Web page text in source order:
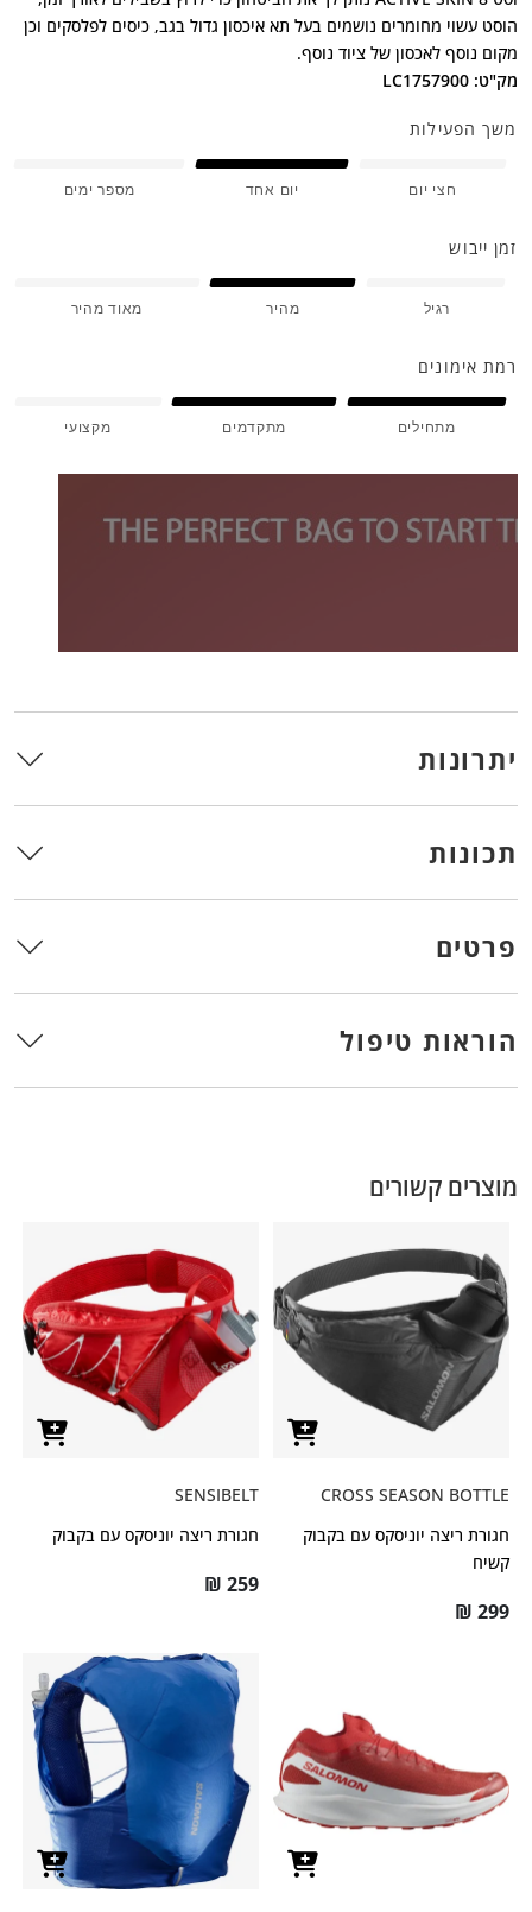
הוסט עשוי מחומרים נושמים בעל תא איכסון גדול בגב, כיסים לפלסקים וכן
מקום נוסף לאכסון של ציוד נוסף.
מק"ט: LC1757900
משך הפעילות
חצי יום יום אחד מספר ימים
זמן ייבוש
רגיל מהיר מאוד מהיר
רמת אימונים
מתחילים מתקדמים מקצועי
יתרונות
תכונות
פרטים
הוראות טיפול
מוצרים קשורים
CROSS SEASON BOTTLE
חגורת ריצה יוניסקס עם בקבוק
קשיח
₪ 299
SENSIBELT
חגורת ריצה יוניסקס עם בקבוק
₪ 259